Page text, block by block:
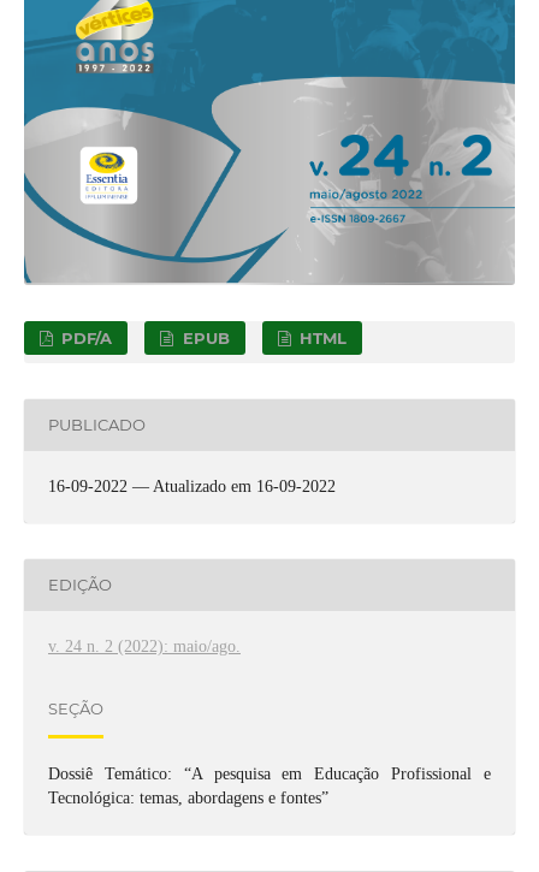
PDF/A EPUB HTML
PUBLICADO
16-09-2022 — Atualizado em 16-09-2022
EDIÇÃO
v. 24 n. 2 (2022): maio/ago.
SEÇÃO
Dossiê Temático: “A pesquisa em Educação Profissional e
Tecnológica: temas, abordagens e fontes”